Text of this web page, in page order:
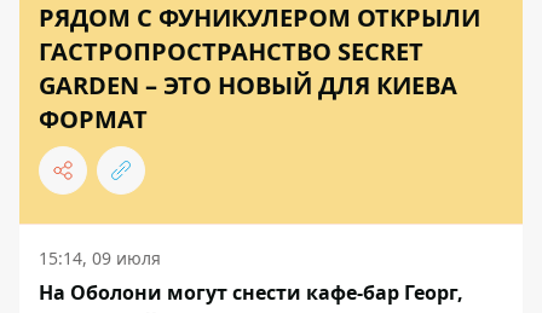
РЯДОМ С ФУНИКУЛЕРОМ ОТКРЫЛИ
ГАСТРОПРОСТРАНСТВО SECRET
GARDEN – ЭТО НОВЫЙ ДЛЯ КИЕВА
ФОРМАТ
15:14, 09 июля
На Оболони могут снести кафе-бар Георг,